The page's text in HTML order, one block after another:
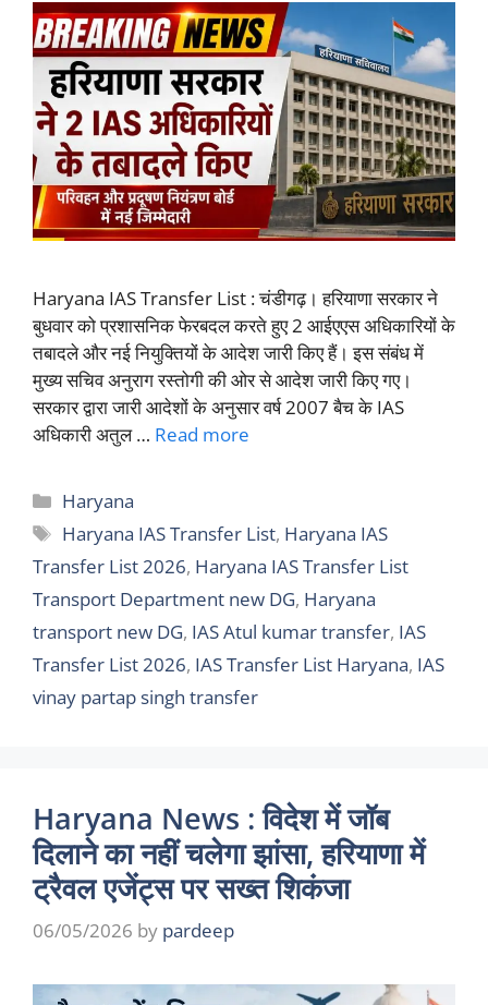
Haryana IAS Transfer List : चंडीगढ़। हरियाणा सरकार ने
बुधवार को प्रशासनिक फेरबदल करते हुए 2 आईएएस अधिकारियों के
तबादले और नई नियुक्तियों के आदेश जारी किए हैं। इस संबंध में
मुख्य सचिव अनुराग रस्तोगी की ओर से आदेश जारी किए गए।
सरकार द्वारा जारी आदेशों के अनुसार वर्ष 2007 बैच के IAS
अधिकारी अतुल … Read more
Categories
Haryana
Tags
Haryana IAS Transfer List, Haryana IAS
Transfer List 2026, Haryana IAS Transfer List
Transport Department new DG, Haryana
transport new DG, IAS Atul kumar transfer, IAS
Transfer List 2026, IAS Transfer List Haryana, IAS
vinay partap singh transfer
Haryana News : विदेश में जॉब
दिलाने का नहीं चलेगा झांसा, हरियाणा में
ट्रैवल एजेंट्स पर सख्त शिकंजा
06/05/2026 by pardeep